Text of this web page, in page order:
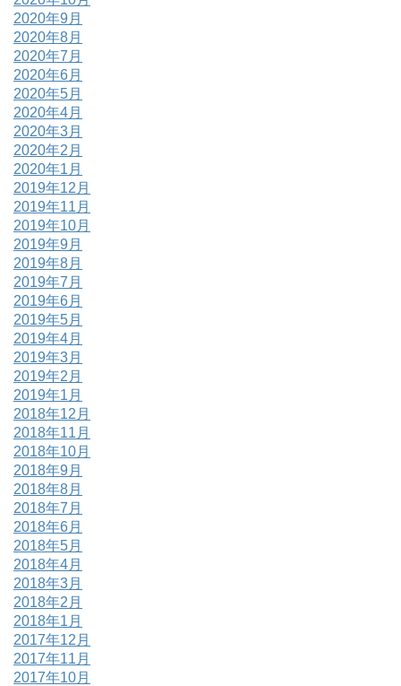
2020年9月
2020年8月
2020年7月
2020年6月
2020年5月
2020年4月
2020年3月
2020年2月
2020年1月
2019年12月
2019年11月
2019年10月
2019年9月
2019年8月
2019年7月
2019年6月
2019年5月
2019年4月
2019年3月
2019年2月
2019年1月
2018年12月
2018年11月
2018年10月
2018年9月
2018年8月
2018年7月
2018年6月
2018年5月
2018年4月
2018年3月
2018年2月
2018年1月
2017年12月
2017年11月
2017年10月